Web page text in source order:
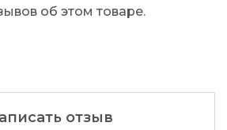
об этом товаре.
отзыв